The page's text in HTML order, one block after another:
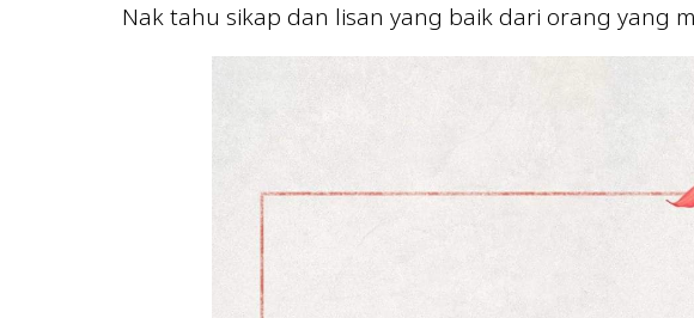
Nak tahu sikap dan lisan yang baik dari orang yang